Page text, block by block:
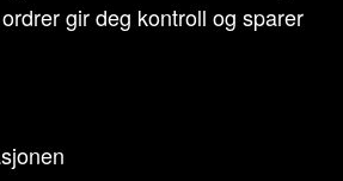
gir deg kontroll og sparer